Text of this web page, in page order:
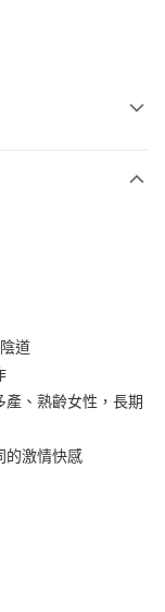
銀行
銀行
行
行
行
銀行
業銀行
行
道
、熟齡女性，長期
的激情快感